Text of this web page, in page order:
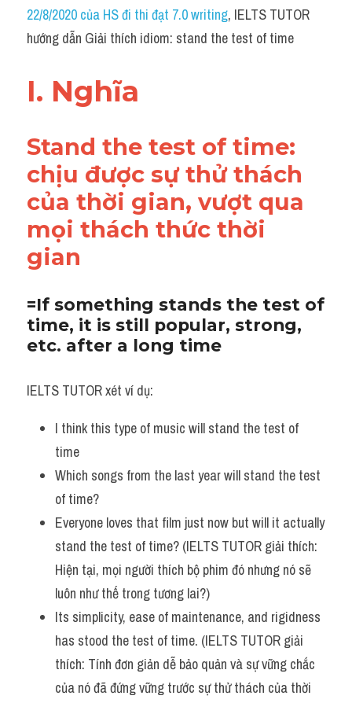
Idiom
Grammar
Collocation
Cách dùng từ
Phân biệt từ
Đề thi thật Task 2
Speaking
Reading
22/8/2020 của HS đi thi đạt 7.0 writing, IELTS TUTOR
hướng dẫn Giải thích idiom: stand the test of time
I. Nghĩa
Stand the test of time:
chịu được sự thử thách
của thời gian, vượt qua
mọi thách thức thời
gian
=If something stands the test of
time, it is still popular, strong,
etc. after a long time
IELTS TUTOR xét ví dụ:
I think this type of music will stand the test of
time
Which songs from the last year will stand the test
of time?
Everyone loves that film just now but will it actually
stand the test of time? (IELTS TUTOR giải thích:
Hiện tại, mọi người thích bộ phim đó nhưng nó sẽ
luôn như thế trong tương lai?)
Its simplicity, ease of maintenance, and rigidness
has stood the test of time. (IELTS TUTOR giải
thích: Tính đơn giản dễ bảo quản và sự vững chắc
của nó đã đứng vững trước sự thử thách của thời